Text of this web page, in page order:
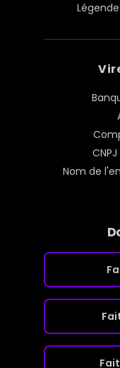
Légende
CNPJ
Nom de